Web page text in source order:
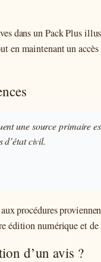
dans un Pack Plus
en maintenant un
une source primaire
d’état civil.
procédures
numérique et de
d’un avis ?